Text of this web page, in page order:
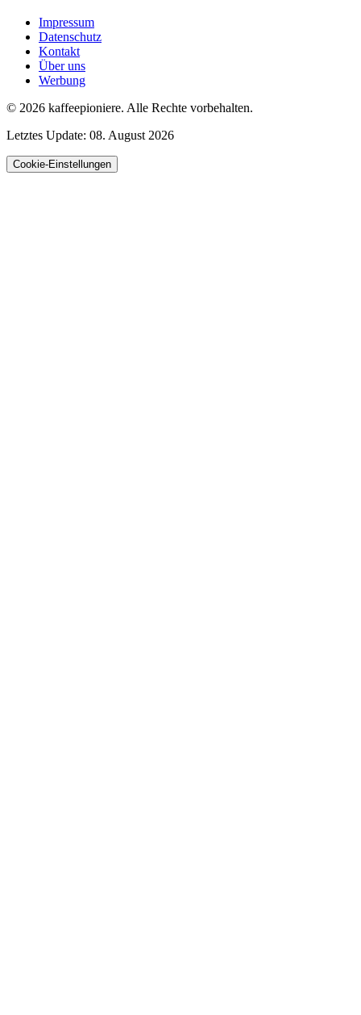
Impressum
Datenschutz
Kontakt
Über uns
Werbung
© 2026 kaffeepioniere. Alle Rechte vorbehalten.
Letztes Update: 08. August 2026
Cookie-Einstellungen